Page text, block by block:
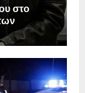
στο